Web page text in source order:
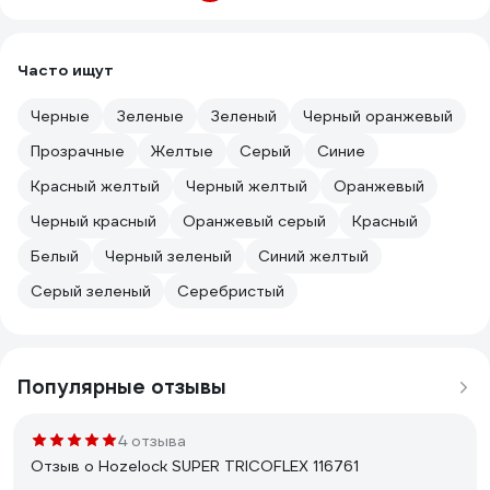
Часто ищут
Черные Зеленые Зеленый
Черный оранжевый
Прозрачные
Желтые Серый
Синие
Красный желтый
Черный желтый
Оранжевый
Черный красный
Оранжевый серый
Красный
Белый
Черный зеленый
Синий желтый
Серый зеленый
Серебристый
Популярные отзывы
4 отзыва
Отзыв о Hozelock SUPER TRICOFLEX 116761